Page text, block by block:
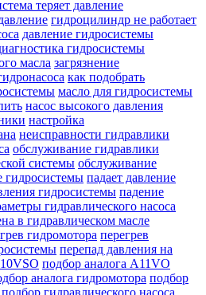
теряет давление
гидроцилиндр не работает
давление гидросистемы
гидросистемы
масла загрязнение
как подобрать
масло для гидросистемы
насос высокого давления
настройка
неисправности гидравлики
обслуживание гидравлики
системы обслуживание
гидросистемы падает давление
гидросистемы падение
гидравлического насоса
в гидравлическом масле
гидромотора перегрев
перепад давления на
подбор аналога A11VO
аналога гидромотора подбор
подбор гидравлического насоса